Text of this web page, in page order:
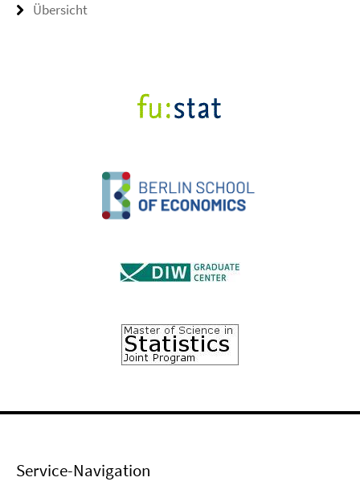
Übersicht
Service-Navigation